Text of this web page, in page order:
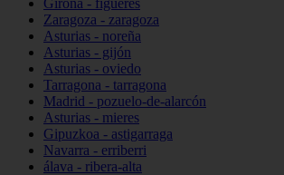
Girona - figueres
Zaragoza - zaragoza
Asturias - noreña
Asturias - gijón
Asturias - oviedo
Tarragona - tarragona
Madrid - pozuelo-de-alarcón
Asturias - mieres
Gipuzkoa - astigarraga
Navarra - erriberri
álava - ribera-alta